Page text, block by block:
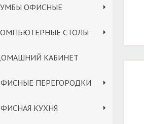
ОФИСНЫЕ
СТОЛЫ
КАБИНЕТ
ПЕРЕГОРОДКИ
КУХНЯ